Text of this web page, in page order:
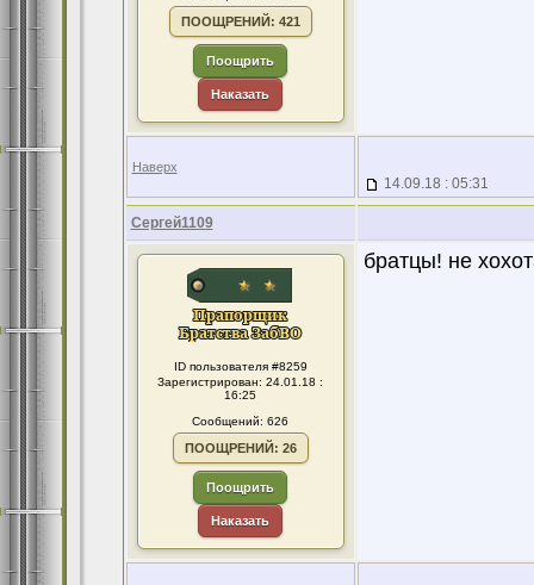
ПООЩРЕНИЙ: 421
Поощрить
Наказать
Наверх
14.09.18 : 05:31
Сергей1109
ID пользователя #8259
Зарегистрирован: 24.01.18 :
16:25
Сообщений: 626
ПООЩРЕНИЙ: 26
Поощрить
Наказать
братцы! не